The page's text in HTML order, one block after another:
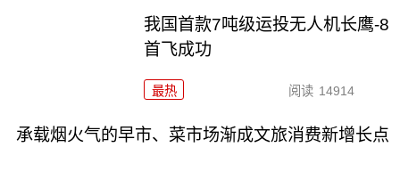
我国首款7吨级运投无人机长鹰-8
首飞成功
最热 阅读 14914
承载烟火气的早市、菜市场渐成文旅消费新增长点